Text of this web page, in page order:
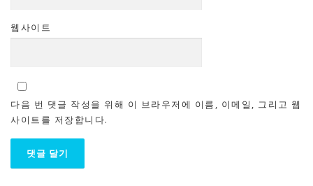
웹사이트
다음 번 댓글 작성을 위해 이 브라우저에 이름, 이메일, 그리고 웹
사이트를 저장합니다.